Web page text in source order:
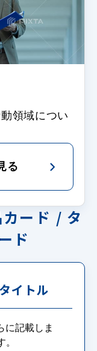
領域につい
る
ード / タ
ド
イトル
に記載しま